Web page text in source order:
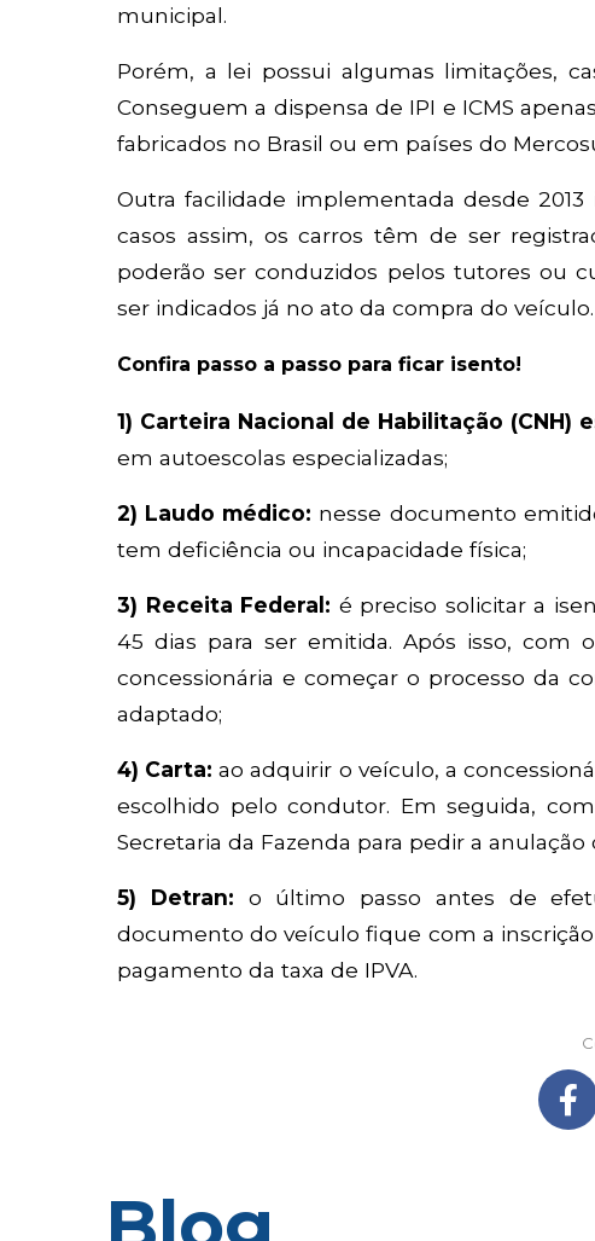
municipal.
Porém, a lei possui algumas limitações,
Conseguem a dispensa de IPI e ICMS
fabricados no Brasil ou em países do
Outra facilidade implementada desde
casos assim, os carros têm de ser
poderão ser conduzidos pelos tutores ou
ser indicados já no ato da compra do veículo.
Confira passo a passo para ficar isento!
1) Carteira Nacional de Habilitação (CNH)
em autoescolas especializadas;
2) Laudo médico: nesse documento
tem deficiência ou incapacidade física;
3) Receita Federal: é preciso solicitar a
45 dias para ser emitida. Após isso,
concessionária e começar o processo da
adaptado;
4) Carta: ao adquirir o veículo, a
escolhido pelo condutor. Em seguida,
Secretaria da Fazenda para pedir a anulação
5) Detran: o último passo antes de
documento do veículo fique com a inscrição
pagamento da taxa de IPVA.